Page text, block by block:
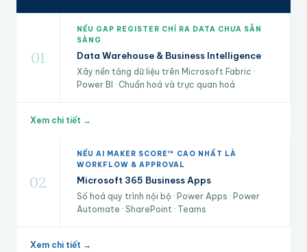
01
NẾU GAP REGISTER CHỈ RA DATA CHƯA SẴN
SÀNG
Data Warehouse & Business Intelligence
Xây nền tảng dữ liệu trên Microsoft Fabric ·
Power BI · Chuẩn hoá và trực quan hoá
Xem chi tiết →
02
NẾU AI MAKER SCORE™ CAO NHẤT LÀ
WORKFLOW & APPROVAL
Microsoft 365 Business Apps
Số hoá quy trình nội bộ · Power Apps · Power
Automate · SharePoint · Teams
Xem chi tiết →